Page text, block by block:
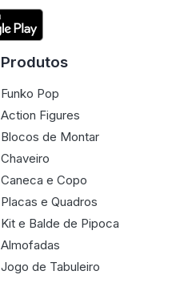
Produtos
Funko Pop
Action Figures
Blocos de Montar
Chaveiro
Caneca e Copo
Placas e Quadros
Kit e Balde de Pipoca
Almofadas
Jogo de Tabuleiro